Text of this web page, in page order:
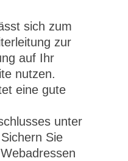
sich zum
zur
auf Ihr
nutzen.
eine gute
unter
Sie